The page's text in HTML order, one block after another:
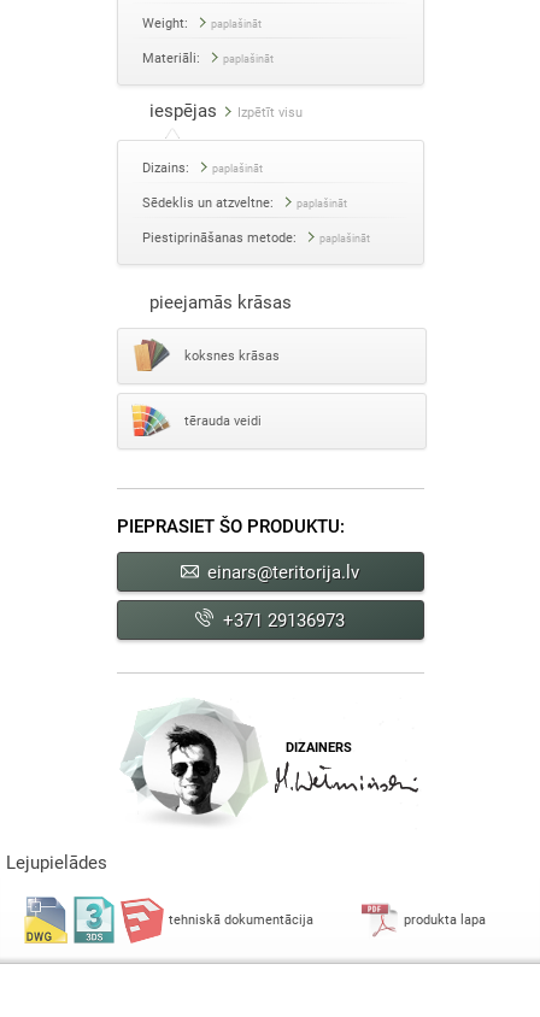
Weight: paplašināt
Materiāli: paplašināt
iespējas Izpētīt visu
Dizains: paplašināt
Sēdeklis un atzveltne: paplašināt
Piestiprināšanas metode: paplašināt
pieejamās krāsas
koksnes krāsas
tērauda veidi
PIEPRASIET ŠO PRODUKTU:
einars@teritorija.lv
+371 29136973
DIZAINERS
Lejupielādes
tehniskā dokumentācija produkta lapa